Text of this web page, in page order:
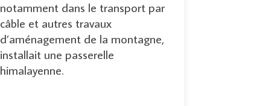
notamment dans le transport par
câble et autres travaux
d’aménagement de la montagne,
installait une passerelle
himalayenne.